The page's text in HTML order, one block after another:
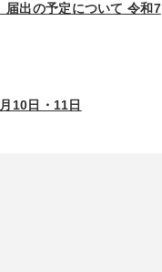
届出の予定について 令和7
10日・11日